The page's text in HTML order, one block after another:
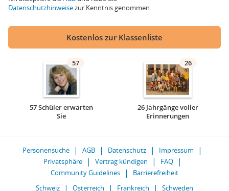
Datenschutzhinweisezur Kenntnis genommen.
Kostenlos zur Klassenliste
57
57 Schüler erwarten
Sie
26
26 Jahrgänge voller
Erinnerungen
Personensuche AGB Datenschutz
Impressum
Privatsphäre
Vertrag kündigen
FAQ
Community Guidelines
Barrierefreiheit
Schweiz
Österreich Frankreich Schweden